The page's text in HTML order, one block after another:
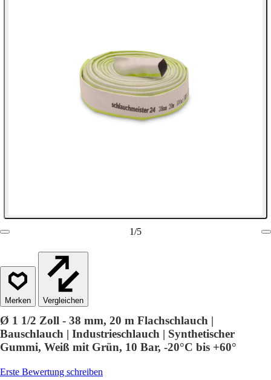
1/5
Vergleichen
Ø 1 1/2 Zoll - 38 mm, 20 m Flachschlauch |
Bauschlauch | Industrieschlauch | Synthetischer
Gummi, Weiß mit Grün, 10 Bar, -20°C bis +60°
Erste Bewertung schreiben